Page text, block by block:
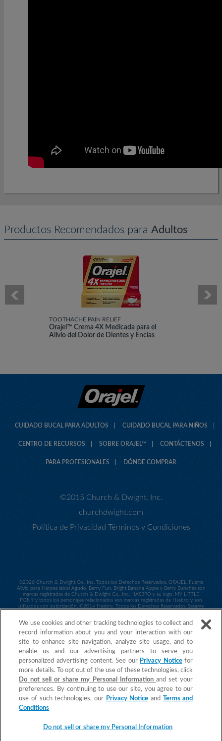
Productos Recomendados para Adultos
TOOTHACHE PAIN RELIEF
Orajel™ Crema 4X Medicada para el
Alivio del Dolor de Dientes y Encías
CUIDADO BUCAL PARA ADULTOS CUIDADO BUCAL PARA NIÑOS
CENTRO DE RECURSOS SOBRE ORAJEL™ CONTÁCTENOS
PARA PROFESIONALES DÓNDE COMPRAR
©2015 Church & Dwight, Inc.
churchdwight.com
Política de Privacidad Términos y Condiciones
©2026 Church & Dwight Co., Inc. Todos los Derechos Reservados. ORAJEL, Fuerte
Alivio para Herpes labial Agudo, Berry Fun, Bright Banana Apple y Berry Bunches son
marcas registradas de Church & Dwight Co., Inc. HASBRO y su logo, MY LITTLE
PONY y todos los personajes relacionados son marcas registradas de Hasbro y son
utilizados con autorización. ©2014 Hasbro. Todos los Derechos Reservados. Sesame
Workshop. ©2015 Spin Master PAW Productions Inc. Todos los Derechos
Reservados. PAW Patrol y todos los títulos, logos y personajes relacionados son
marcas registradas de Spin Master Ltd. Nickelodeon y todos los títulos y logos son
marcas registradas de Viacom International Inc.
©2015 MARVEL. Daniel Tiger
@2017 The Fred Rogers Company. Todos los Derechos Reservados. ORAJEL es una
marca registrada de Church & Dwight Co., Inc.
We use cookies and other tracking technologies to collect and
record information about you and your interaction with our
site to enhance site navigation, analyze site usage, and to
enable us and our advertising partners to serve you
personalized advertising content. See our Privacy Noticefor
more details. To opt out of the use of these technologies, click
Do not sell or share my Personal Informationand set your
preferences. By continuing to use our site, you agree to our
use of such technologies, our Privacy Notice and Terms and
Conditions
Do not sell or share my Personal Information